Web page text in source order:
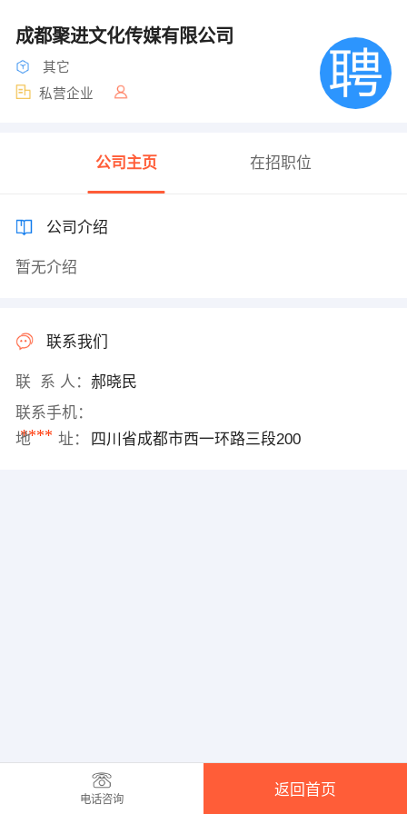
成都聚进文化传媒有限公司
其它
私营企业
公司主页 在招职位
公司介绍
暂无介绍
联系我们
联 系 人： 郝晓民
联系手机：
****
地 址： 四川省成都市西一环路三段200
电话咨询
返回首页